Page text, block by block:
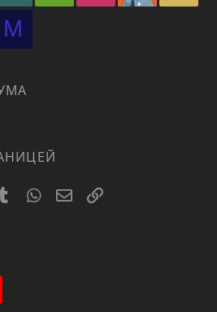
М
TumblrWhatsAppЭлектронная почта
Ссылка